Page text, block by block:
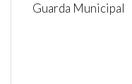
Guarda Municipal